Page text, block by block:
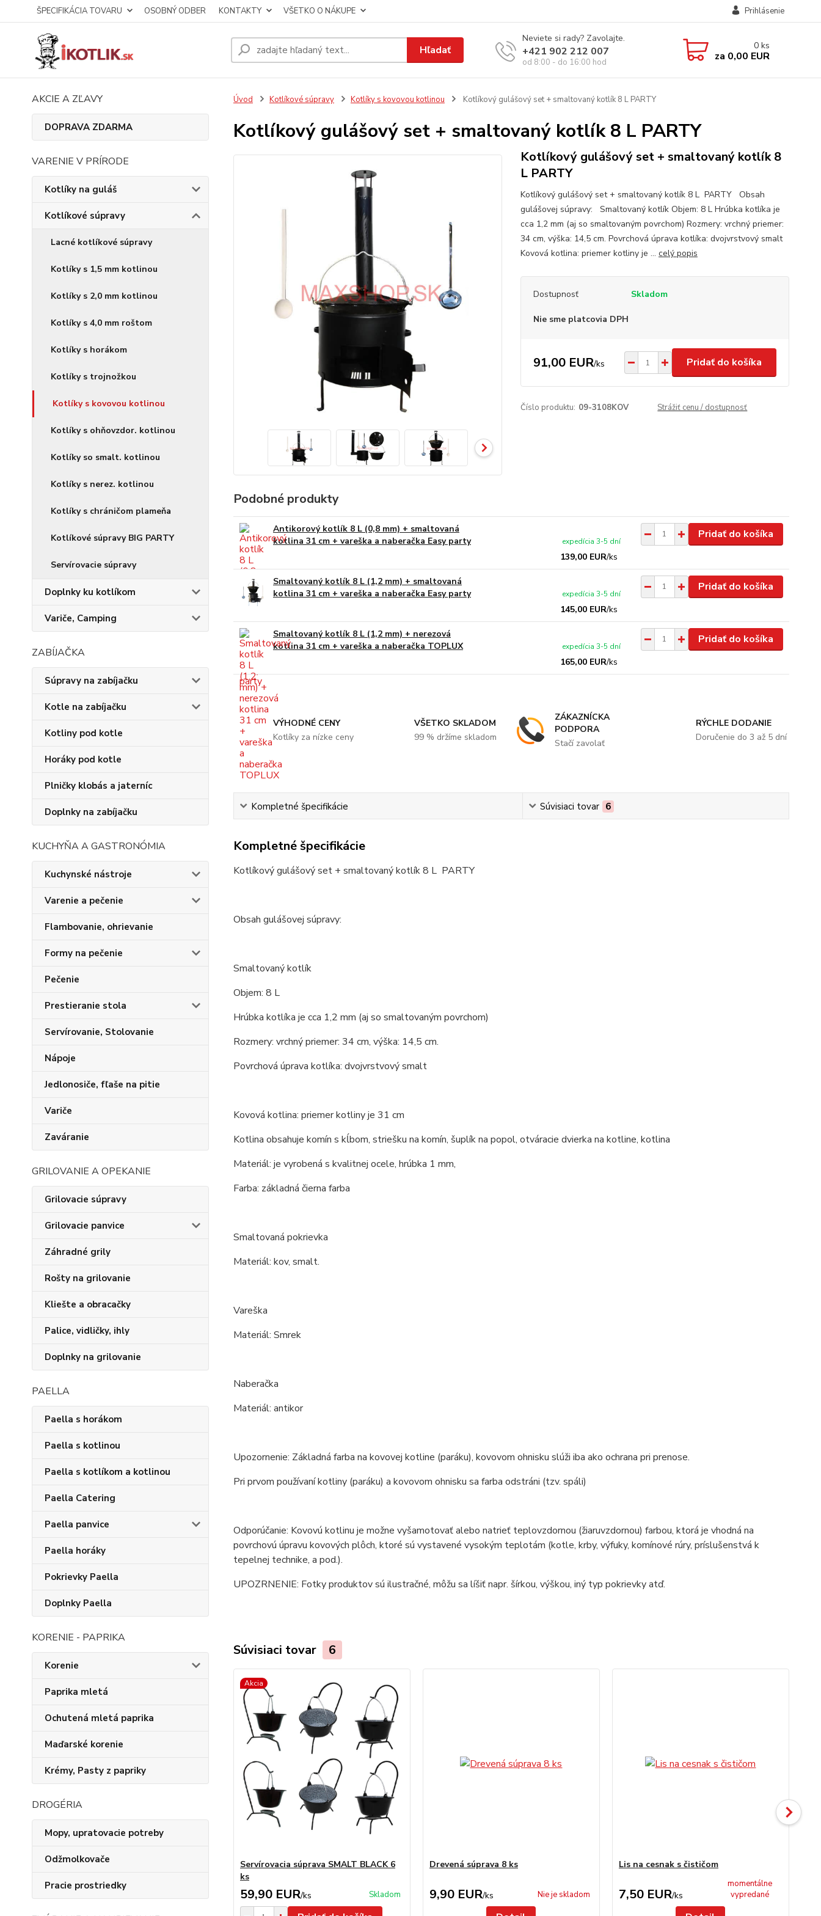
ŠPECIFIKÁCIA TOVARU OSOBNÝ ODBER KONTAKTY VŠETKO O NÁKUPE Prihlásenie
Hľadať
Neviete si rady? Zavolajte.
+421 902 212 007
od 8:00 - do 16:00 hod
0 ks
za 0,00 EUR
AKCIE A ZĽAVY
DOPRAVA ZDARMA
VARENIE V PRÍRODE
Kotlíky na guláš
Kotlíkové súpravy
Lacné kotlíkové súpravy
Kotlíky s 1,5 mm kotlinou
Kotlíky s 2,0 mm kotlinou
Kotlíky s 4,0 mm roštom
Kotlíky s horákom
Kotlíky s trojnožkou
Kotlíky s kovovou kotlinou
Kotlíky s ohňovzdor. kotlinou
Kotlíky so smalt. kotlinou
Kotlíky s nerez. kotlinou
Kotlíky s chráničom plameňa
Kotlíkové súpravy BIG PARTY
Servírovacie súpravy
Doplnky ku kotlíkom
Variče, Camping
ZABÍJAČKA
Súpravy na zabíjačku
Kotle na zabíjačku
Kotliny pod kotle
Horáky pod kotle
Plničky klobás a jaterníc
Doplnky na zabíjačku
KUCHYŇA A GASTRONÓMIA
Kuchynské nástroje
Varenie a pečenie
Flambovanie, ohrievanie
Formy na pečenie
Pečenie
Prestieranie stola
Servírovanie, Stolovanie
Nápoje
Jedlonosiče, fľaše na pitie
Variče
Zaváranie
GRILOVANIE A OPEKANIE
Grilovacie súpravy
Grilovacie panvice
Záhradné grily
Rošty na grilovanie
Kliešte a obracačky
Palice, vidličky, ihly
Doplnky na grilovanie
PAELLA
Paella s horákom
Paella s kotlinou
Paella s kotlíkom a kotlinou
Paella Catering
Paella panvice
Paella horáky
Pokrievky Paella
Doplnky Paella
KORENIE - PAPRIKA
Korenie
Paprika mletá
Ochutená mletá paprika
Maďarské korenie
Krémy, Pasty z papriky
DROGÉRIA
Mopy, upratovacie potreby
Odžmolkovače
Pracie prostriedky
Úvod Kotlíkové súpravy Kotlíky s kovovou kotlinou Kotlíkový gulášový set + smaltovaný kotlík 8 L PARTY
Kotlíkový gulášový set + smaltovaný kotlík 8 L PARTY
Kotlíkový gulášový set + smaltovaný kotlík 8
L PARTY
Kotlíkový gulášový set + smaltovaný kotlík 8 L PARTY Obsah
gulášovej súpravy: Smaltovaný kotlík Objem: 8 L Hrúbka kotlíka je
cca 1,2 mm (aj so smaltovaným povrchom) Rozmery: vrchný priemer:
34 cm, výška: 14,5 cm. Povrchová úprava kotlíka: dvojvrstvový smalt
Kovová kotlina: priemer kotliny je ... celý popis
Dostupnosť Skladom
Nie sme platcovia DPH
91,00 EUR/ks Pridať do košíka
Číslo produktu: 09-3108KOV Strážiť cenu / dostupnosť
Podobné produkty
Antikorový kotlík 8 L (0,8 mm) + smaltovaná
kotlina 31 cm + vareška a naberačka Easy party
139,00 EUR/ks
expedícia 3-5 dní
Pridať do košíka
Smaltovaný kotlík 8 L (1,2 mm) + smaltovaná
kotlina 31 cm + vareška a naberačka Easy party
145,00 EUR/ks
expedícia 3-5 dní
Pridať do košíka
Smaltovaný kotlík 8 L (1,2 mm) + nerezová
kotlina 31 cm + vareška a naberačka TOPLUX
165,00 EUR/ks
expedícia 3-5 dní
Pridať do košíka
VÝHODNÉ CENY
Kotlíky za nízke ceny
VŠETKO SKLADOM
99 % držíme skladom
ZÁKAZNÍCKA
PODPORA
Stačí zavolať
RÝCHLE DODANIE
Doručenie do 3 až 5 dní
Kompletné špecifikácie Súvisiaci tovar 6
Kompletné špecifikácie
Kotlíkový gulášový set + smaltovaný kotlík 8 L PARTY
Obsah gulášovej súpravy:
Smaltovaný kotlík
Objem: 8 L
Hrúbka kotlíka je cca 1,2 mm (aj so smaltovaným povrchom)
Rozmery: vrchný priemer: 34 cm, výška: 14,5 cm.
Povrchová úprava kotlíka: dvojvrstvový smalt
Kovová kotlina: priemer kotliny je 31 cm
Kotlina obsahuje komín s kĺbom, striešku na komín, šuplík na popol, otváracie dvierka na kotline, kotlina
Materiál: je vyrobená s kvalitnej ocele, hrúbka 1 mm,
Farba: základná čierna farba
Smaltovaná pokrievka
Materiál: kov, smalt.
Vareška
Materiál: Smrek
Naberačka
Materiál: antikor
Upozornenie: Základná farba na kovovej kotline (paráku), kovovom ohnisku slúži iba ako ochrana pri prenose.
Pri prvom používaní kotliny (paráku) a kovovom ohnisku sa farba odstráni (tzv. spáli)
Odporúčanie: Kovovú kotlinu je možne vyšamotovať alebo natrieť teplovzdornou (žiaruvzdornou) farbou, ktorá je vhodná na
povrchovú úpravu kovových plôch, ktoré sú vystavené vysokým teplotám (kotle, krby, výfuky, komínové rúry, príslušenstvá k
tepelnej technike, a pod.).
UPOZRNENIE: Fotky produktov sú ilustračné, môžu sa líšiť napr. šírkou, výškou, iný typ pokrievky atď.
Súvisiaci tovar 6
Akcia
Servírovacia súprava SMALT BLACK 6
ks
59,90 EUR/ks Skladom
Drevená súprava 8 ks
9,90 EUR/ks Nie je skladom
Lis na cesnak s čističom
7,50 EUR/ks
momentálne
vypredané